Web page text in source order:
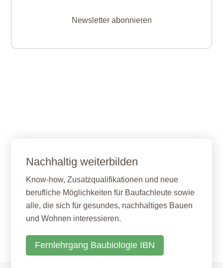
Newsletter abonnieren
Nachhaltig weiterbilden
Know-how, Zusatzqualifikationen und neue
berufliche Möglichkeiten für Baufachleute sowie
alle, die sich für gesundes, nachhaltiges Bauen
und Wohnen interessieren.
Fernlehrgang Baubiologie IBN